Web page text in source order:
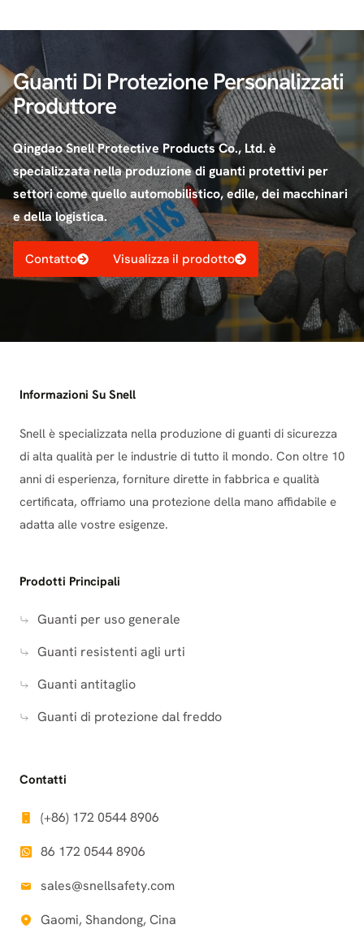
Guanti Di Protezione Personalizzati
Produttore
Qingdao Snell Protective Products Co., Ltd. è
specializzata nella produzione di guanti protettivi per
settori come quello automobilistico, edile, dei macchinari
e della logistica.
Contatto Visualizza il prodotto
Informazioni Su Snell
Snell è specializzata nella produzione di guanti di sicurezza
di alta qualità per le industrie di tutto il mondo. Con oltre 10
anni di esperienza, forniture dirette in fabbrica e qualità
certificata, offriamo una protezione della mano affidabile e
adatta alle vostre esigenze.
Prodotti Principali
Guanti per uso generale
Guanti resistenti agli urti
Guanti antitaglio
Guanti di protezione dal freddo
Contatti
(+86) 172 0544 8906
86 172 0544 8906
sales@snellsafety.com
Gaomi, Shandong, Cina